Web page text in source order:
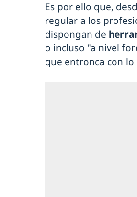
Es por ello que,
regular a los
dispongan de
o incluso "a nivel
que entronca con